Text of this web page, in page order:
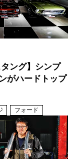
タング】シンプ
がハードトップ
フォード